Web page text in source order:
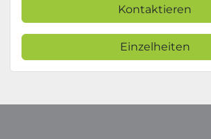
Kontaktieren
Einzelheiten